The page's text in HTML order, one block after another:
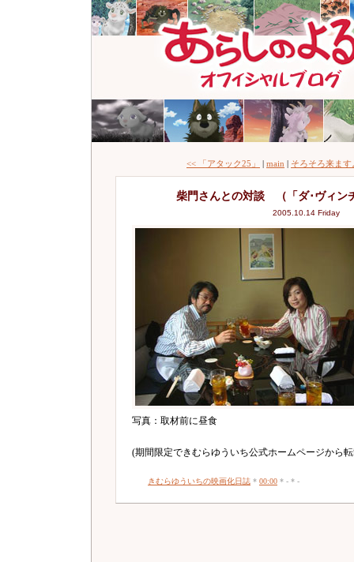
<< 「アタック25」 | main | そろそろ来ま
柴門さんとの対談 （「ダ･ヴィン
2005.10.14 Friday
写真：取材前に昼食
(期間限定できむらゆういち公式ホームページから
きむらゆういちの映画化日誌 * 00:00 * - * -